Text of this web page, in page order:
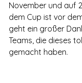
November und auf
dem Cup ist vor
geht ein großer
Teams, die dieses
gemacht haben.